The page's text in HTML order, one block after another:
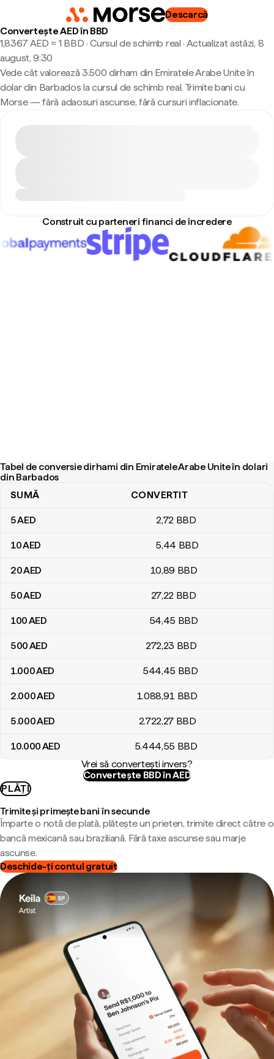
Descarcă
Convertește AED în BBD
1,8367 AED ≈ 1 BBD · Cursul de schimb real · Actualizat astăzi, 8
august, 9:30
Vede cât valorează 3.500 dirham din Emiratele Arabe Unite în
dolar din Barbados la cursul de schimb real. Trimite bani cu
Morse — fără adaosuri ascunse, fără cursuri inflacionate.
Construit cu parteneri financi de încredere
Tabel de conversie dirhami din Emiratele Arabe Unite în dolari
din Barbados
Tabel de conversie dirhami din Emiratele Arabe Unite în dolari
SUMĂ CONVERTIT
5AED 2,72 BBD
10AED 5,44 BBD
20AED 10,89 BBD
50AED 27,22 BBD
100AED 54,45 BBD
500AED 272,23 BBD
1.000AED 544,45 BBD
2.000AED 1.088,91 BBD
5.000AED 2.722,27 BBD
10.000AED 5.444,55 BBD
Vrei să convertești invers?
Convertește BBD în AED
PLĂȚI
Trimite și primește bani în secunde
Împarte o notă de plată, plătește un prieten, trimite direct către o
bancă mexicană sau braziliană. Fără taxe ascunse sau marje
ascunse.
Deschide-ți contul gratuit